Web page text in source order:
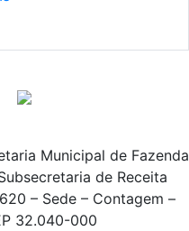
Municipal de Fazenda
de Receita
– Sede – Contagem –
32.040-000